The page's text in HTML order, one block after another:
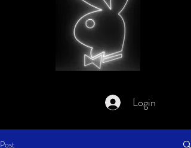
Login
Post